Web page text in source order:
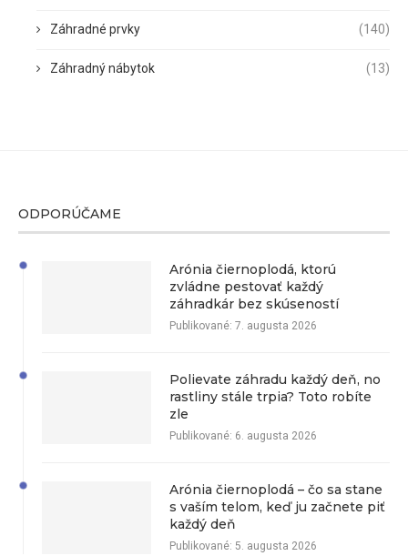
Záhradné prvky (140)
Záhradný nábytok (13)
ODPORÚČAME
Arónia čiernoplodá, ktorú
zvládne pestovať každý
záhradkár bez skúseností
Publikované: 7. augusta 2026
Polievate záhradu každý deň, no
rastliny stále trpia? Toto robíte
zle
Publikované: 6. augusta 2026
Arónia čiernoplodá – čo sa stane
s vaším telom, keď ju začnete piť
každý deň
Publikované: 5. augusta 2026